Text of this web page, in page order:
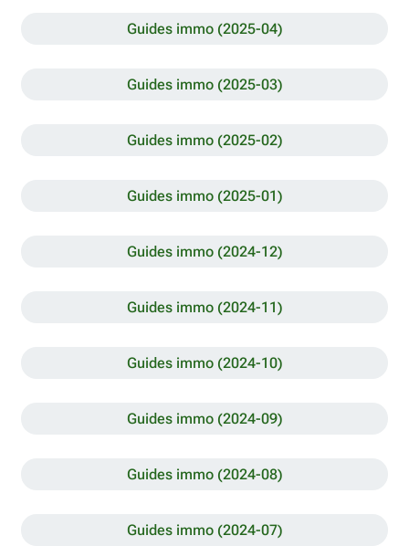
Guides immo (2025-04)
Guides immo (2025-03)
Guides immo (2025-02)
Guides immo (2025-01)
Guides immo (2024-12)
Guides immo (2024-11)
Guides immo (2024-10)
Guides immo (2024-09)
Guides immo (2024-08)
Guides immo (2024-07)